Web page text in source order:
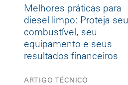
Melhores práticas para
diesel limpo: Proteja seu
combustível, seu
equipamento e seus
resultados financeiros
ARTIGO TÉCNICO